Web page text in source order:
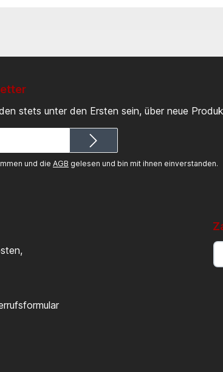
stets unter den Ersten sein, über neue
und die AGB gelesen und bin mit ihnen einverstanden.